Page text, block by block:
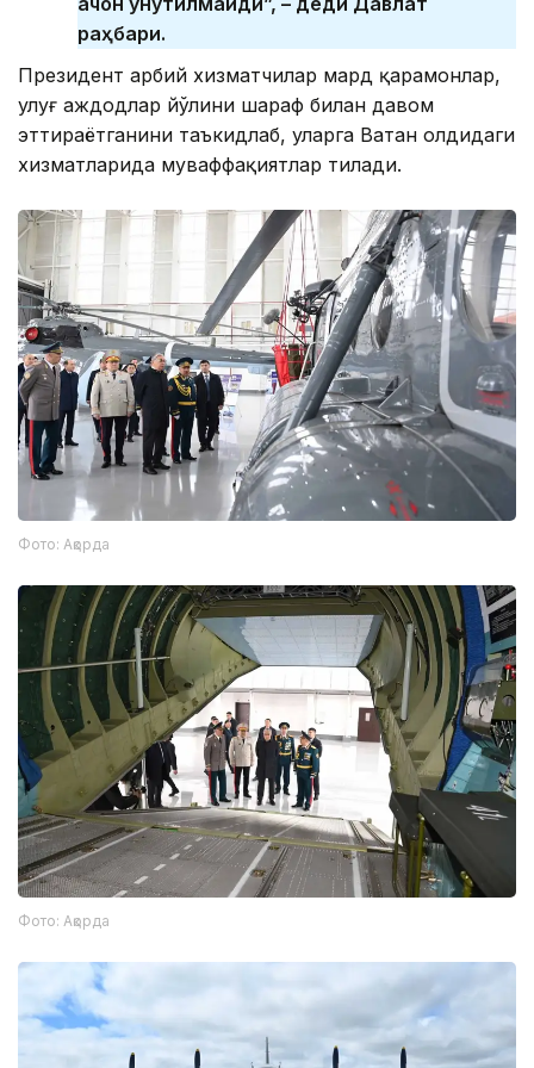
раҳбари.
Президент ҳарбий хизматчилар мард қаҳрамонлар,
улуғ аждодлар йўлини шараф билан давом
эттираётганини таъкидлаб, уларга Ватан олдидаги
хизматларида муваффақиятлар тилади.
Фото: Ақорда
Фото: Ақорда